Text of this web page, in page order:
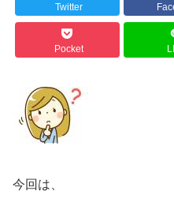
Twitter
Pocket
今回は、